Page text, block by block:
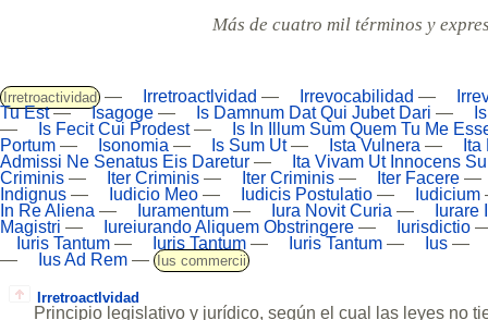
Más de cuatro mil términos y
Irretroactividad — Irretroactlvidad — Irrevocabilidad —
Tu Est— Isagoge — Is Damnum Dat Qui Jubet Dari —
—
Is Fecit Cui Prodest—
Is In Illum Sum Quem Tu Me
Portum — Isonomia — Is Sum Ut— Ista Vulnera —
Admissi Ne Senatus Eis Daretur —
Ita Vivam Ut Innocens
Criminis — Iter Criminis — Iter Criminis — Iter Facere —
Indignus — Iudicio Meo — Iudicis Postulatio — Iudicium
In Re Aliena — Iuramentum — Iura Novit Curia —
Iurare
Magistri — Iureiurando Aliquem Obstringere — Iurisdictio
Iuris Tantum — Iuris Tantum — Iuris Tantum — Ius —
—
Ius Ad Rem — Ius commercii
Irretroactlvidad
Principio legislativo y jurídico, según el cual las leyes no